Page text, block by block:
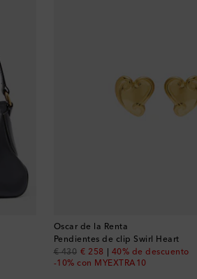
Oscar de la Renta
Pendientes de clip Swirl Heart
€ 430
original price
€ 258
discount price40% de descuento
-10% con MYEXTRA10